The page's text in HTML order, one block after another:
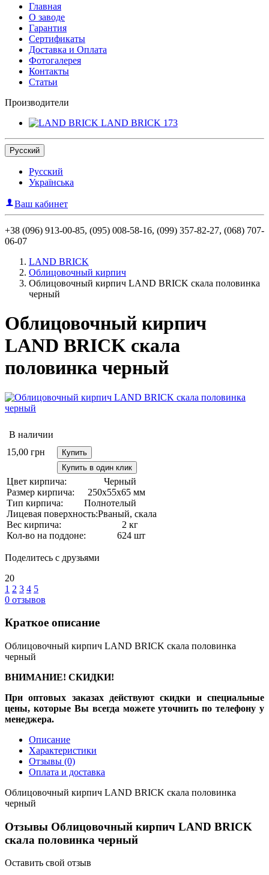
Главная
О заводе
Гарантия
Сертификаты
Доставка и Оплата
Фотогалерея
Контакты
Статьи
Производители
LAND BRICK 173
Русский
Русский
Українська
Ваш кабинет
+38 (096) 913-00-85, (095) 008-58-16, (099) 357-82-27, (068) 707-
06-07
LAND BRICK
Облицовочный кирпич
Облицовочный кирпич LAND BRICK скала половинка
черный
Облицовочный кирпич
LAND BRICK скала
половинка черный
В наличии
15,00 грн
Купить
Купить в один клик
Цвет кирпича:
Черный
Размер кирпича:
250х55х65 мм
Тип кирпича:
Полнотелый
Лицевая поверхность:Рваный, скала
Вес кирпича:
2 кг
Кол-во на поддоне:
624 шт
Поделитесь с друзьями
20
1 2 3 4 5
0 отзывов
Краткое описание
Облицовочный кирпич LAND BRICK скала половинка
черный
ВНИМАНИЕ! СКИДКИ!
При оптовых заказах действуют скидки и специальные
цены, которые Вы всегда можете уточнить по телефону у
менеджера.
Описание
Характеристики
Отзывы (0)
Оплата и доставка
Облицовочный кирпич LAND BRICK скала половинка
черный
Отзывы Облицовочный кирпич LAND BRICK
скала половинка черный
Оставить свой отзыв